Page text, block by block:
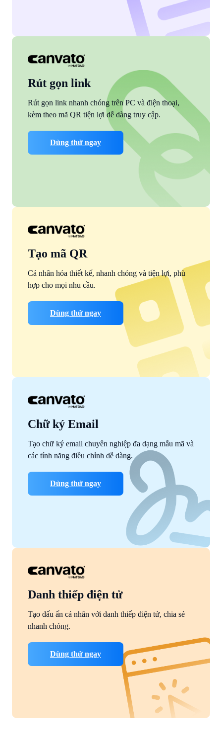
Rút gọn link
Rút gọn link nhanh chóng trên PC và điện thoại,
kèm theo mã QR tiện lợi dễ dàng truy cập.
Dùng thử ngay
Tạo mã QR
Cá nhân hóa thiết kế, nhanh chóng và tiện lợi, phù
hợp cho mọi nhu cầu.
Dùng thử ngay
Chữ ký Email
Tạo chữ ký email chuyên nghiệp đa dạng mẫu mã và
các tính năng điều chỉnh dễ dàng.
Dùng thử ngay
Danh thiếp điện tử
Tạo dấu ấn cá nhân với danh thiếp điện tử, chia sẻ
nhanh chóng.
Dùng thử ngay